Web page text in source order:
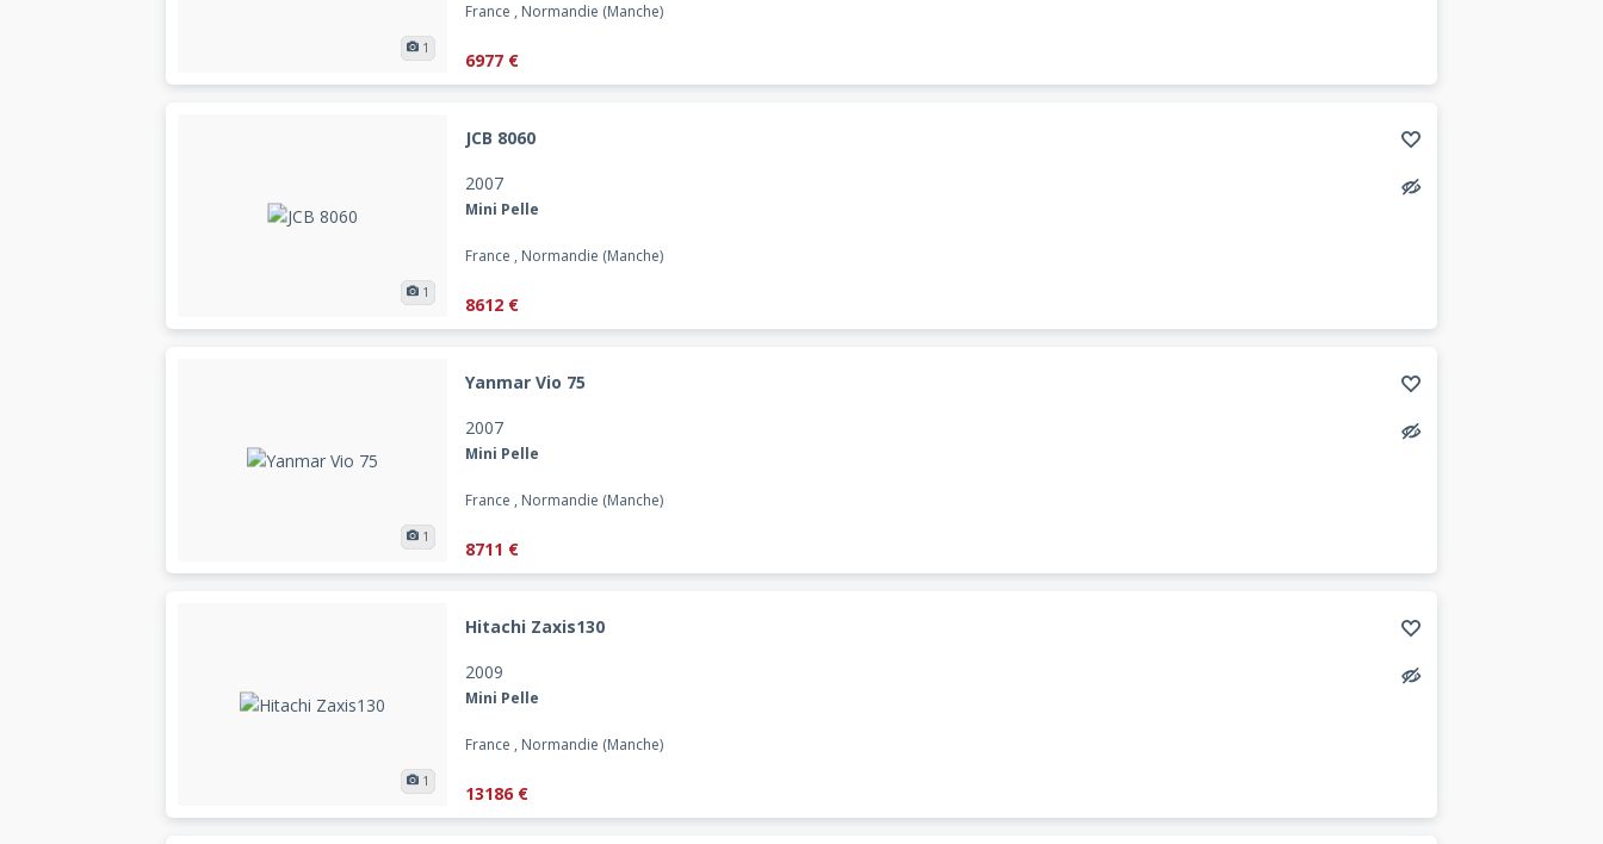
1
France , Normandie (Manche)
6977 €
JCB 8060
1
2007
Mini Pelle
France , Normandie (Manche)
8612 €
Yanmar Vio 75
1
2007
Mini Pelle
France , Normandie (Manche)
8711 €
Hitachi Zaxis130
1
2009
Mini Pelle
France , Normandie (Manche)
13186 €